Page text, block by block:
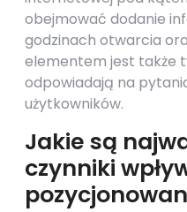
obejmować dodanie
godzinach otwarcia
elementem jest także
odpowiadają na
użytkowników.
Jakie są
czynniki